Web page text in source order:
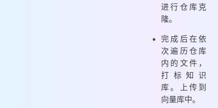
进行仓库克
隆。
完成后在依
次遍历仓库
内的文件，
打标知识
库。上传到
向量库中。